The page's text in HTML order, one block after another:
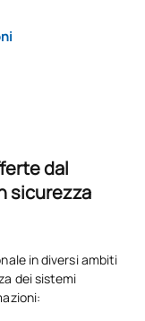
dal
sicurezza
in diversi ambiti
dei sistemi